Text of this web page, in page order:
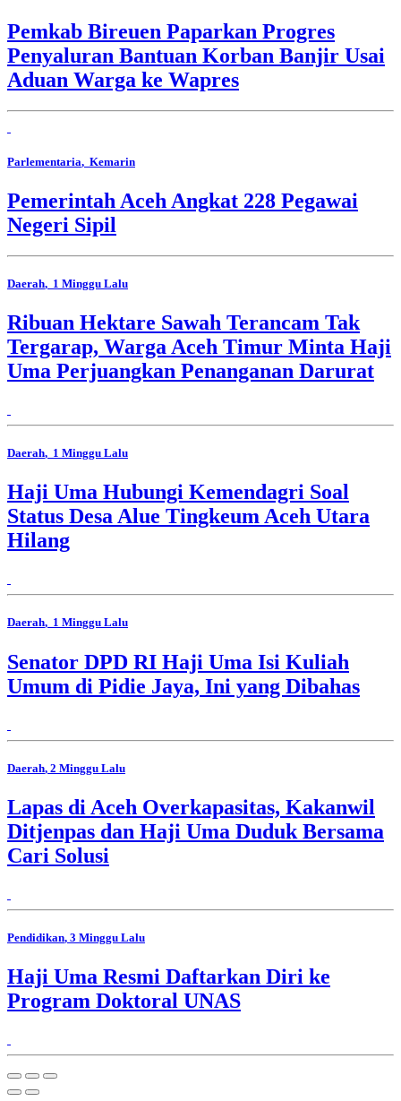
Pemkab Bireuen Paparkan Progres
Penyaluran Bantuan Korban Banjir Usai
Aduan Warga ke Wapres
Parlementaria, Kemarin
Pemerintah Aceh Angkat 228 Pegawai
Negeri Sipil
Daerah, 1 Minggu Lalu
Ribuan Hektare Sawah Terancam Tak
Tergarap, Warga Aceh Timur Minta Haji
Uma Perjuangkan Penanganan Darurat
Daerah, 1 Minggu Lalu
Haji Uma Hubungi Kemendagri Soal
Status Desa Alue Tingkeum Aceh Utara
Hilang
Daerah, 1 Minggu Lalu
Senator DPD RI Haji Uma Isi Kuliah
Umum di Pidie Jaya, Ini yang Dibahas
Daerah, 2 Minggu Lalu
Lapas di Aceh Overkapasitas, Kakanwil
Ditjenpas dan Haji Uma Duduk Bersama
Cari Solusi
Pendidikan, 3 Minggu Lalu
Haji Uma Resmi Daftarkan Diri ke
Program Doktoral UNAS